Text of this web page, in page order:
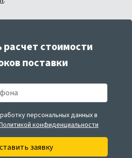
стоимости
поставки
персональных данных в
конфиденциальности
заявку